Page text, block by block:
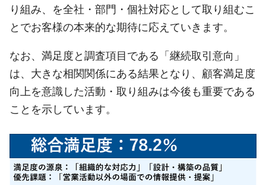
り組み、を全社・部門・個社対応として取り組むこ
とでお客様の本来的な期待に応えていきます。
なお、満足度と調査項目である「継続取引意向」
は、大きな相関関係にある結果となり、顧客満足度
向上を意識した活動・取り組みは今後も重要である
ことを示しています。